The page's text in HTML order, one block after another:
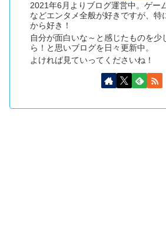
2021年6月よりブログ運営中。ゲー
などエンタメ全般が好きですが、特
から好き！
自分が面白いな～と感じたものを少
ら！と思いブログを日々更新中。
よければ見ていってくださいね！